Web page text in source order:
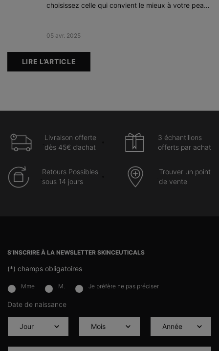
choisissez celle qui convient le mieux à votre peau
Creation Date:
05 avr. 2025
Update Date:
LIRE L’ARTICLE
Livraison offerte
dès 45€ d’achat
3 échantillons
offerts par achat
Retours Possibles
sous 14 jours
Trouver un point
de vente
S’INSCRIRE À LA NEWSLETTER SKINCEUTICALS
(*) champs obligatoires
newslettersignup.title.legend
Mme M. Je préfère ne pas préciser
Date de naissance